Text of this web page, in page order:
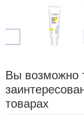
1 193 ₽
Вы возможно
товарах